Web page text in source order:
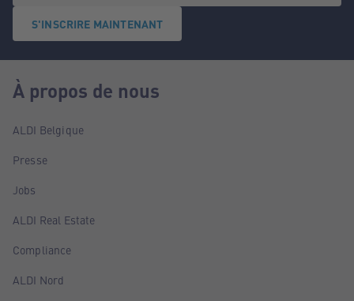
S'INSCRIRE MAINTENANT
À propos de nous
ALDI Belgique
Presse
Jobs
ALDI Real Estate
Compliance
ALDI Nord